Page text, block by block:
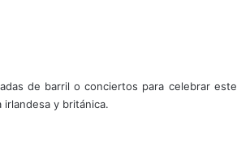
de barril o conciertos para celebrar este
y británica.